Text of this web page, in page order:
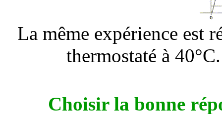
La même expérience est
thermostaté à
Choisir la bonne